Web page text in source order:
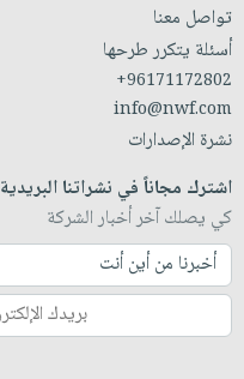
تواصل معنا
أسئلة يتكرر طرحها
+96171172802
info@nwf.com
نشرة الإصدارات
اشترك مجاناً في نشراتنا البريدية
كي يصلك آخر أخبار الشركة